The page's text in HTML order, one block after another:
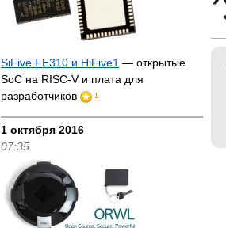
SiFive FE310 и HiFive1 — открытые
SoC на RISC-V и плата для
разработчиков
1
1 октября 2016
07:35